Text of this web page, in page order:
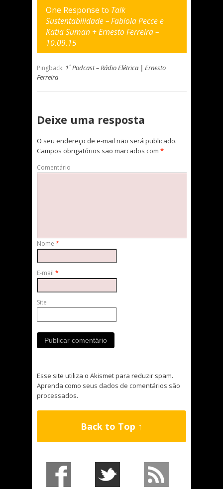
One Response to Talk
Sustentabilidade – Fabíola Pecce e
Katia Suman + Ernesto Ferreira –
10.09.15
Pingback: 1˚ Podcast – Rádio Elétrica | Ernesto
Ferreira
Deixe uma resposta
O seu endereço de e-mail não será publicado.
Campos obrigatórios são marcados com *
Comentário
Nome *
E-mail *
Site
Esse site utiliza o Akismet para reduzir spam.
Aprenda como seus dados de comentários são
processados.
Back to Top ↑